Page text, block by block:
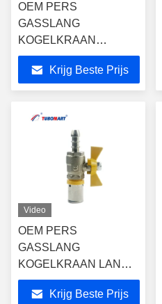
OEM PERS
GASSLANG
KOGELKRAAN
VLINDERHANDVAT
S1216*8
SLANGAANSluiting
Gasgebruik
Krijg Beste Prijs
Video
OEM PERS
GASSLANG
KOGELKRAAN LANGE
HANDVAT Maat met
S16X10 voor PAP
Krijg Beste Prijs